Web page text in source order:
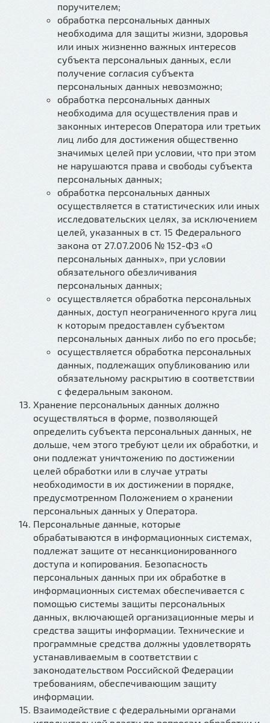
поручителем;
обработка персональных данных
необходима для защиты жизни, здоровья
или иных жизненно важных интересов
субъекта персональных данных, если
получение согласия субъекта
персональных данных невозможно;
обработка персональных данных
необходима для осуществления прав и
законных интересов Оператора или третьих
лиц либо для достижения общественно
значимых целей при условии, что при этом
не нарушаются права и свободы субъекта
персональных данных;
обработка персональных данных
осуществляется в статистических или иных
исследовательских целях, за исключением
целей, указанных в ст. 15 Федерального
закона от 27.07.2006 № 152-ФЗ «О
персональных данных», при условии
обязательного обезличивания
персональных данных;
осуществляется обработка персональных
данных, доступ неограниченного круга лиц
к которым предоставлен субъектом
персональных данных либо по его просьбе;
осуществляется обработка персональных
данных, подлежащих опубликованию или
обязательному раскрытию в соответствии
с федеральным законом.
Хранение персональных данных должно
осуществляться в форме, позволяющей
определить субъекта персональных данных, не
дольше, чем этого требуют цели их обработки, и
они подлежат уничтожению по достижении
целей обработки или в случае утраты
необходимости в их достижении в порядке,
предусмотренном Положением о хранении
персональных данных у Оператора.
Персональные данные, которые
обрабатываются в информационных системах,
подлежат защите от несанкционированного
доступа и копирования. Безопасность
персональных данных при их обработке в
информационных системах обеспечивается с
помощью системы защиты персональных
данных, включающей организационные меры и
средства защиты информации. Технические и
программные средства должны удовлетворять
устанавливаемым в соответствии с
законодательством Российской Федерации
требованиям, обеспечивающим защиту
информации.
Взаимодействие с федеральными органами